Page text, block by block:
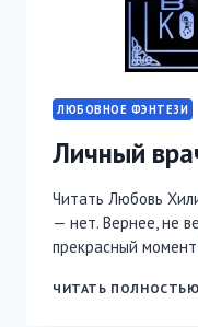
ЛЮБОВНОЕ ФЭНТЕЗИ
Личный
Читать Любовь
— нет. Вернее, не
прекрасный
ЧИТАТЬ ПОЛНОСТЬЮ